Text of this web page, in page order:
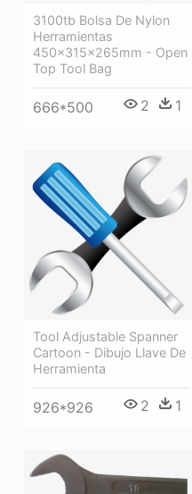
3100tb Bolsa De Nylon
Herramientas
450x315x265mm - Open
Top Tool Bag
666*500 2 1
Tool Adjustable Spanner
Cartoon - Dibujo Llave De
Herramienta
926*926 2 1